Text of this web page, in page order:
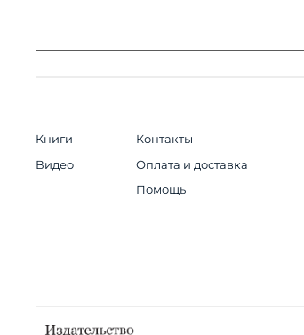
Книги
Видео
Контакты
Оплата и доставка
Помощь